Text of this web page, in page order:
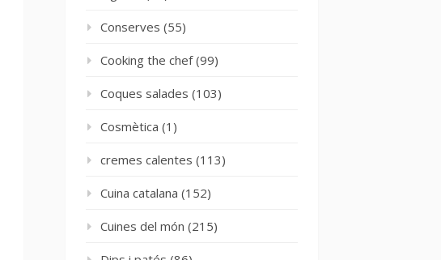
Conserves (55)
Cooking the chef(99)
Coques salades (103)
Cosmètica (1)
cremes calentes (113)
Cuina catalana (152)
Cuines del món (215)